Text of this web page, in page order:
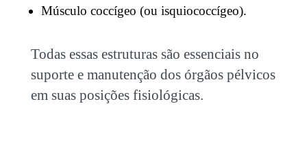
Músculo coccígeo (ou isquiococcígeo).
Todas essas estruturas são essenciais no
suporte e manutenção dos órgãos pélvicos
em suas posições fisiológicas.